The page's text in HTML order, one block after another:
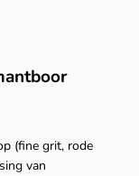
(fine grit, rode
van